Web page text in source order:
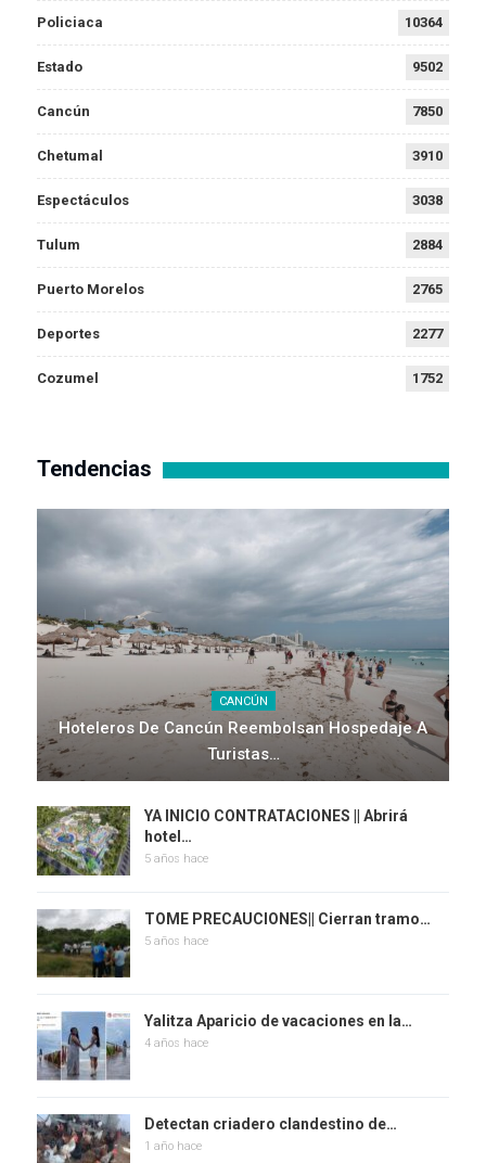
Policiaca 10364
Estado 9502
Cancún 7850
Chetumal 3910
Espectáculos 3038
Tulum 2884
Puerto Morelos 2765
Deportes 2277
Cozumel 1752
Tendencias
CANCÚN
Hoteleros De Cancún Reembolsan Hospedaje A
Turistas…
YA INICIO CONTRATACIONES || Abrirá
hotel…
5 años hace
TOME PRECAUCIONES|| Cierran tramo…
5 años hace
Yalitza Aparicio de vacaciones en la…
4 años hace
Detectan criadero clandestino de…
1 año hace